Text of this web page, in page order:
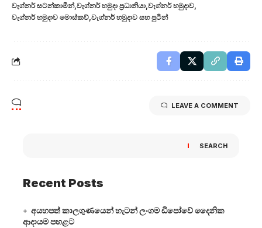
වැග්නර් සටන්කාමීන් වැග්නර් හමුදා ප්‍රධානියා වැග්නර් හමුදාව
වැග්නර් හමුදාව මොස්කව් වැග්නර් හමුදාව සහ පුටින්
LEAVE A COMMENT
SEARCH
Recent Posts
අයහපත් කාලගුණයෙන් හැටන් ලංගම ඩිපෝවේ දෛනික
ආදායම පහළට